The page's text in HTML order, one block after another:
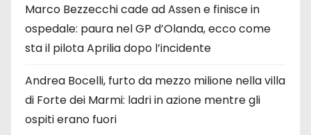
Marco Bezzecchi cade ad Assen e finisce in
ospedale: paura nel GP d’Olanda, ecco come
sta il pilota Aprilia dopo l’incidente
Andrea Bocelli, furto da mezzo milione nella villa
di Forte dei Marmi: ladri in azione mentre gli
ospiti erano fuori